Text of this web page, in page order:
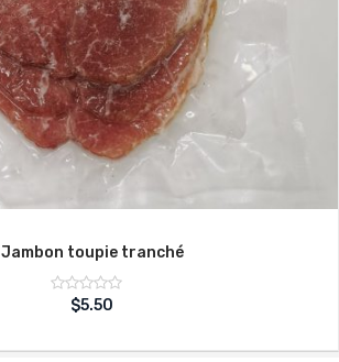
Jambon toupie tranché
Note
sur
$5.50